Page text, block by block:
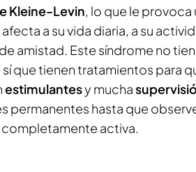
Kleine-Levin, lo que le provoca
a su vida diaria, a su
amistad. Este síndrome no
que tienen tratamientos para
estimulantesy mucha
permanentes hasta que
completamente activa.